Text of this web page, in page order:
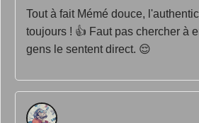
Tout à fait Mémé douce,
toujours ! 👍 Faut pas chercher à
gens le sentent direct. 😌